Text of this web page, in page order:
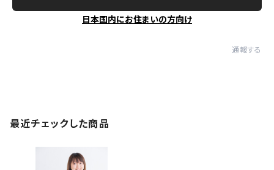
日本国内にお住まいの方向け
通報する
最近チェックした商品